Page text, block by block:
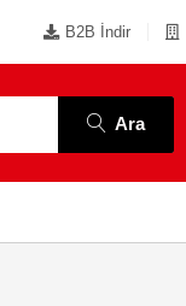
B2B İndir
Ara